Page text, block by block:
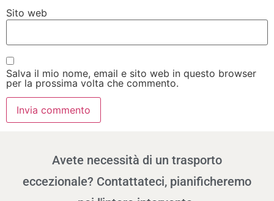
Sito web
Salva il mio nome, email e sito web in questo browser
per la prossima volta che commento.
Avete necessità di un trasporto
eccezionale? Contattateci, pianificheremo